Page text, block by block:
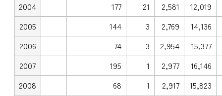
2004
177 21 2,581
12,019
2005
144 3 2,769
14,136
2006
74 3 2,954
15,377
2007
195 1 2,977
16,146
2008
68 1 2,917
15,823